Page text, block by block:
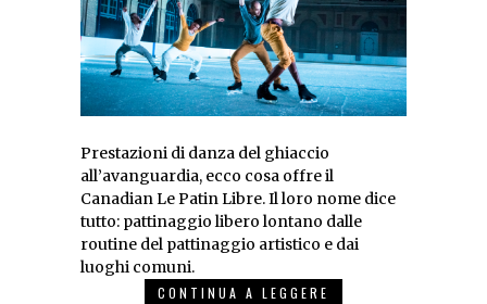
Prestazioni di danza del ghiaccio
all’avanguardia, ecco cosa offre il
Canadian Le Patin Libre. Il loro nome dice
tutto: pattinaggio libero lontano dalle
routine del pattinaggio artistico e dai
luoghi comuni.
CONTINUA A LEGGERE